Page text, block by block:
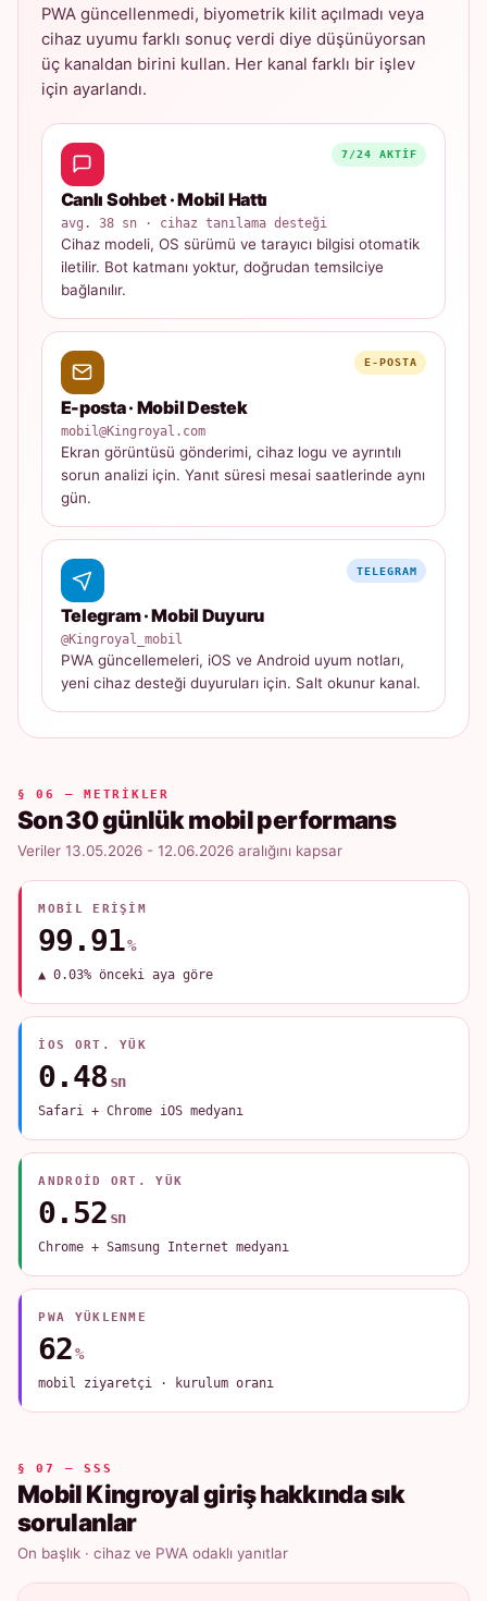
PWA güncellenmedi, biyometrik kilit açılmadı veya
cihaz uyumu farklı sonuç verdi diye düşünüyorsan
üç kanaldan birini kullan. Her kanal farklı bir işlev
için ayarlandı.
7/24 AKTIF
Canlı Sohbet · Mobil Hattı
avg. 38 sn · cihaz tanılama desteği
Cihaz modeli, OS sürümü ve tarayıcı bilgisi otomatik
iletilir. Bot katmanı yoktur, doğrudan temsilciye
bağlanılır.
E-POSTA
E-posta · Mobil Destek
mobil@Kingroyal.com
Ekran görüntüsü gönderimi, cihaz logu ve ayrıntılı
sorun analizi için. Yanıt süresi mesai saatlerinde aynı
gün.
TELEGRAM
Telegram · Mobil Duyuru
@Kingroyal_mobil
PWA güncellemeleri, iOS ve Android uyum notları,
yeni cihaz desteği duyuruları için. Salt okunur kanal.
§ 06 — METRIKLER
Son 30 günlük mobil performans
Veriler 13.05.2026 - 12.06.2026 aralığını kapsar
MOBIL ERIŞIM
99.91%
▲ 0.03% önceki aya göre
IOS ORT. YÜK
0.48 sn
Safari + Chrome iOS medyanı
ANDROID ORT. YÜK
0.52 sn
Chrome + Samsung Internet medyanı
PWA YÜKLENME
62%
mobil ziyaretçi · kurulum oranı
§ 07 — SSS
Mobil Kingroyal giriş hakkında sık
sorulanlar
On başlık · cihaz ve PWA odaklı yanıtlar